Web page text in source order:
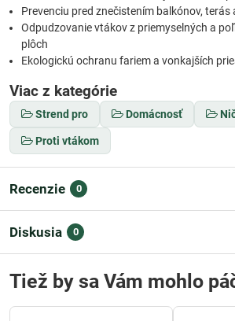
Prevenciu pred znečistením balkónov, terás
Odpudzovanie vtákov z priemyselných a
plôch
Ekologickú ochranu fariem a vonkajších
Viac z kategórie
Strend pro Domácnosť
Proti vtákom
Recenzie 0
Diskusia 0
Tiež by sa Vám mohlo